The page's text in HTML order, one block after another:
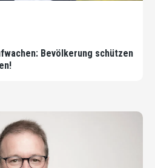
Bevölkerung schützen